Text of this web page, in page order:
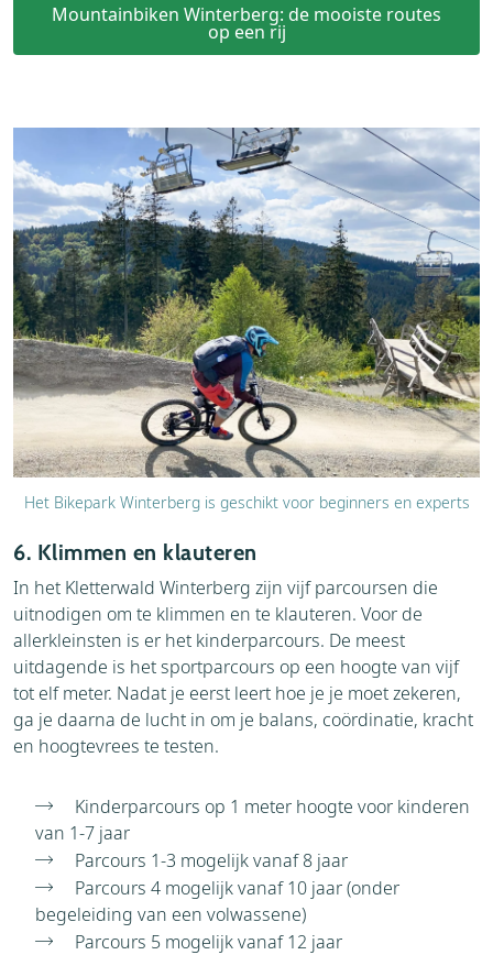
Mountainbiken Winterberg: de mooiste routes
op een rij
Het Bikepark Winterberg is geschikt voor beginners en experts
6. Klimmen en klauteren
In het Kletterwald Winterberg zijn vijf parcoursen die
uitnodigen om te klimmen en te klauteren. Voor de
allerkleinsten is er het kinderparcours. De meest
uitdagende is het sportparcours op een hoogte van vijf
tot elf meter. Nadat je eerst leert hoe je je moet zekeren,
ga je daarna de lucht in om je balans, coördinatie, kracht
en hoogtevrees te testen.
Kinderparcours op 1 meter hoogte voor kinderen
van 1-7 jaar
Parcours 1-3 mogelijk vanaf 8 jaar
Parcours 4 mogelijk vanaf 10 jaar (onder
begeleiding van een volwassene)
Parcours 5 mogelijk vanaf 12 jaar